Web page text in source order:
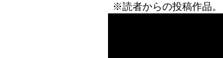
※読者からの投稿作品